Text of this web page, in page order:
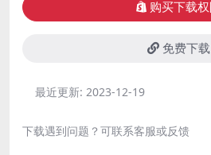
购买下载权
免费下载
最近更新: 2023-12-19
下载遇到问题？可联系客服或反馈